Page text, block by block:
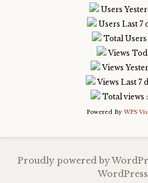
Users
Users Last 7
Total Users
Views
Views
Views Last 7
Total views
Powered By WPS
Proudly powered by